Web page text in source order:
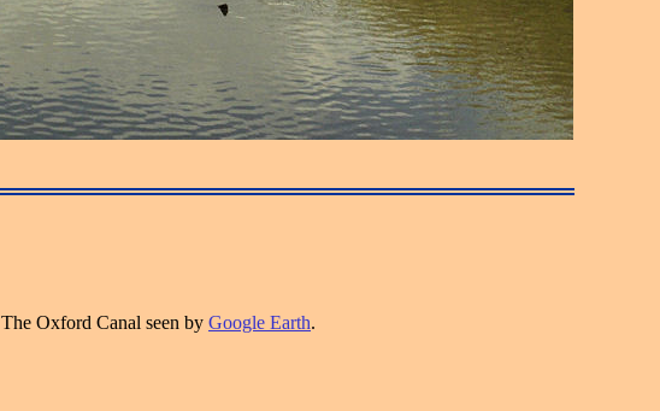
The Oxford Canal seen by Google Earth.